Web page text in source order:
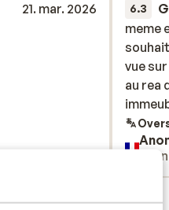
21. mar. 2026
6.3
meme
vue
au rea
meme
vue
au rea